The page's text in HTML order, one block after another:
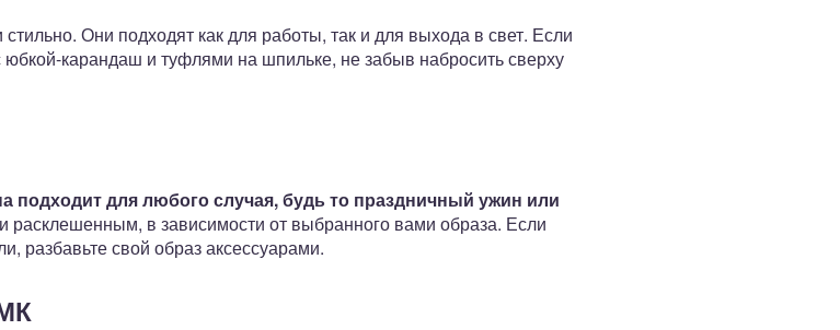
Они подходят как для работы, так и для выхода в свет. Если
юбкой-карандаш и туфлями на шпильке, не забыв набросить сверху
подходит для любого случая, будь то праздничный ужин или
в зависимости от выбранного вами образа. Если
разбавьте свой образ аксессуарами.